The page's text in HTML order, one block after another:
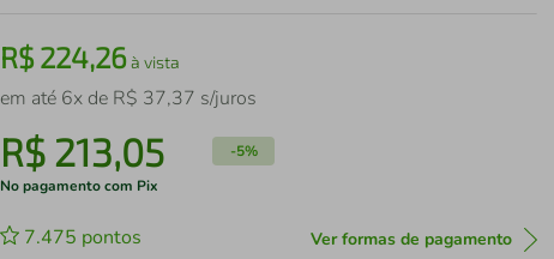
R$224,26à vista
em até 6x de R$ 37,37 s/juros
R$ 213,05 -5%
No pagamento com Pix
7.475 pontos Ver formas de pagamento